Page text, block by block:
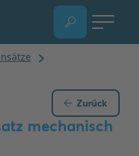
Zurück
mechanisch